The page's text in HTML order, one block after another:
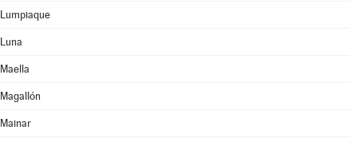
Lumpiaque
Luna
Maella
Magallón
Mainar